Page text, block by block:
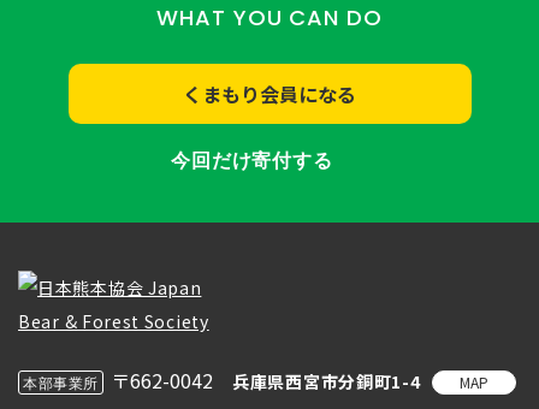
WHAT YOU CAN DO
くまもり会員になる
今回だけ寄付する
本部事業所 〒662-0042 兵庫県西宮市分銅町1-4 MAP